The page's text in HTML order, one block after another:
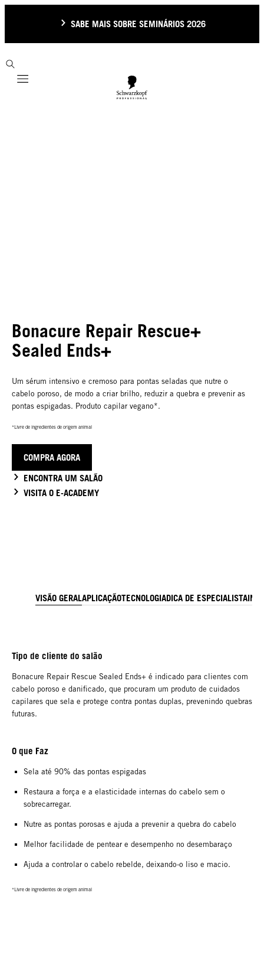
SABE MAIS SOBRE SEMINÁRIOS 2026
Mobile navigation
Bonacure Repair Rescue+
Sealed Ends+
Um sérum intensivo e cremoso para pontas seladas que nutre o
cabelo poroso, de modo a criar brilho, reduzir a quebra e prevenir as
pontas espigadas. Produto capilar vegano*.
*Livre de ingredientes de origem animal
COMPRA AGORA
ENCONTRA UM SALÃO
VISITA O E-ACADEMY
VISÃO GERALAPLICAÇÃOTECNOLOGIADICA DE ESPECIALISTA
Tipo de cliente do salão
Bonacure Repair Rescue Sealed Ends+ é indicado para clientes com
cabelo poroso e danificado, que procuram um produto de cuidados
capilares que sela e protege contra pontas duplas, prevenindo quebras
futuras.
O que Faz
Sela até 90% das pontas espigadas
Restaura a força e a elasticidade internas do cabelo sem o
sobrecarregar.
Nutre as pontas porosas e ajuda a prevenir a quebra do cabelo
Melhor facilidade de pentear e desempenho no desembaraço
Ajuda a controlar o cabelo rebelde, deixando-o liso e macio.
*Livre de ingredientes de origem animal